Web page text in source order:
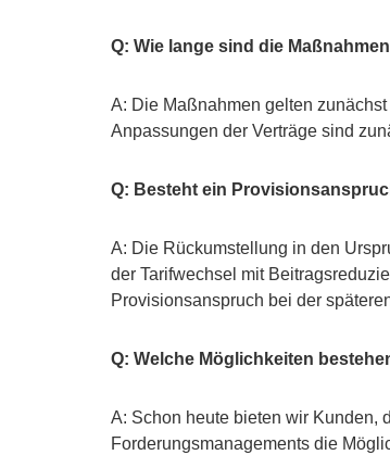
Q: Wie lange sind die
A: Die Maßnahmen gelten
Anpassungen der Verträge sind
Q: Besteht ein
A: Die Rückumstellung in den
der Tarifwechsel mit
Provisionsanspruch bei der
Q: Welche Möglichkeiten
A: Schon heute bieten wir Kunden,
Forderungsmanagements die